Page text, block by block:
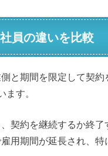
員の違いを比較
と期間を限定して契
す。
契約を継続するか終
用期間が延長され、